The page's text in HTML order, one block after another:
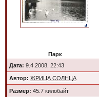
Парк
Дата: 9.4.2008, 22:43
Автор: ЖРИЦА СОЛНЦА
Размер: 45.7 килобайт